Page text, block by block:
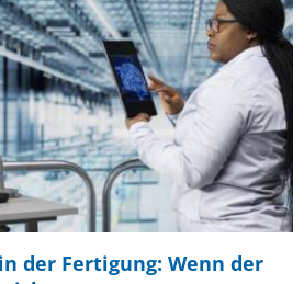
der Fertigung: Wenn der